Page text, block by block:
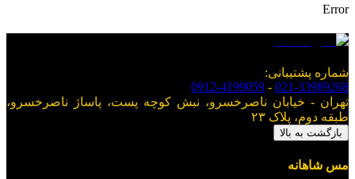
Error
شماره پشتیبانی:
021-33989268
-
0912-4199059
تهران - خیابان ناصرخسرو، نبش کوچه پست، پاساژ ناصرخسرو،
طبقه دوم، پلاک ۲۳
بازگشت به بالا
مس شاهانه